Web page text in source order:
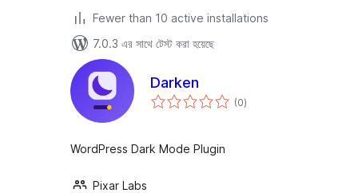
Fewer than 10 active installations
7.0.3 এর সাথে টেস্ট করা হয়েছে
Darken
(0total
ratings
)
WordPress Dark Mode Plugin
Pixar Labs